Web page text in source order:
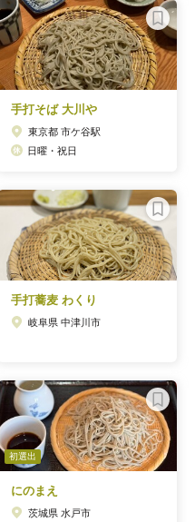
手打そば 大川や
東京都 市ケ谷駅
日曜・祝日
手打蕎麦 わくり
岐阜県 中津川市
初選出
にのまえ
茨城県 水戸市